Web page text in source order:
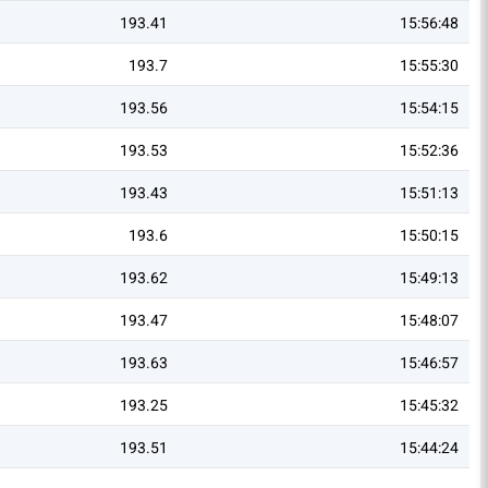
15:56:48
193.41
15:55:30
193.7
15:54:15
193.56
15:52:36
193.53
15:51:13
193.43
15:50:15
193.6
15:49:13
193.62
15:48:07
193.47
15:46:57
193.63
15:45:32
193.25
15:44:24
193.51